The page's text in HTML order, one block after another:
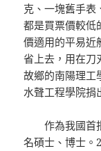
克、一塊舊手表
都是買票價較低
價適用的平易近
省上去，用在刀
故鄉的南陽理工
水聲工程學院捐
作為我國首
名碩士、博士。